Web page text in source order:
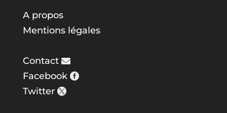
A propos
Mentions légales
Contact
Facebook
Twitter